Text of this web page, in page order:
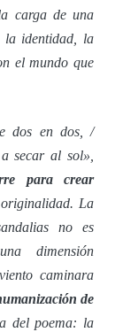
carga de una
identidad, la
el mundo que
dos en dos, /
secar al sol»,
para crear
La
no es
dimensión
caminara
de
del poema: la